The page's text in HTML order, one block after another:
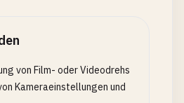
von Film- oder Videodrehs
Kameraeinstellungen und